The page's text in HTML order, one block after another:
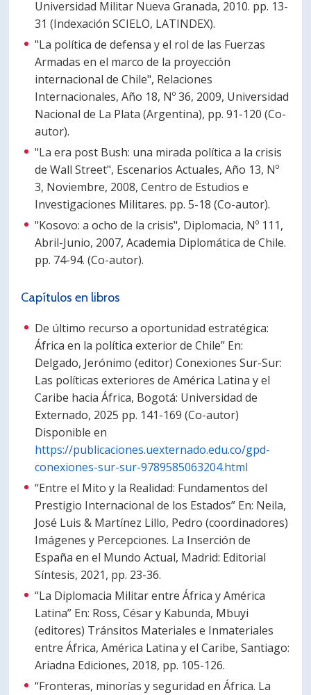
Universidad Militar Nueva Granada, 2010. pp. 13-
31 (Indexación SCIELO, LATINDEX).
"La política de defensa y el rol de las Fuerzas
Armadas en el marco de la proyección
internacional de Chile", Relaciones
Internacionales, Año 18, Nº 36, 2009, Universidad
Nacional de La Plata (Argentina), pp. 91-120 (Co-
autor).
"La era post Bush: una mirada política a la crisis
de Wall Street", Escenarios Actuales, Año 13, Nº
3, Noviembre, 2008, Centro de Estudios e
Investigaciones Militares. pp. 5-18 (Co-autor).
"Kosovo: a ocho de la crisis", Diplomacia, Nº 111,
Abril-Junio, 2007, Academia Diplomática de Chile.
pp. 74-94. (Co-autor).
Capítulos en libros
De último recurso a oportunidad estratégica:
África en la política exterior de Chile” En:
Delgado, Jerónimo (editor) Conexiones Sur-Sur:
Las políticas exteriores de América Latina y el
Caribe hacia África, Bogotá: Universidad de
Externado, 2025 pp. 141-169 (Co-autor)
Disponible en
https://publicaciones.uexternado.edu.co/gpd-
conexiones-sur-sur-9789585063204.html
“Entre el Mito y la Realidad: Fundamentos del
Prestigio Internacional de los Estados” En: Neila,
José Luis & Martínez Lillo, Pedro (coordinadores)
Imágenes y Percepciones. La Inserción de
España en el Mundo Actual, Madrid: Editorial
Síntesis, 2021, pp. 23-36.
“La Diplomacia Militar entre África y América
Latina” En: Ross, César y Kabunda, Mbuyi
(editores) Tránsitos Materiales e Inmateriales
entre África, América Latina y el Caribe, Santiago:
Ariadna Ediciones, 2018, pp. 105-126.
“Fronteras, minorías y seguridad en África. La